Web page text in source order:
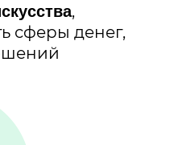
,
сферы денег,